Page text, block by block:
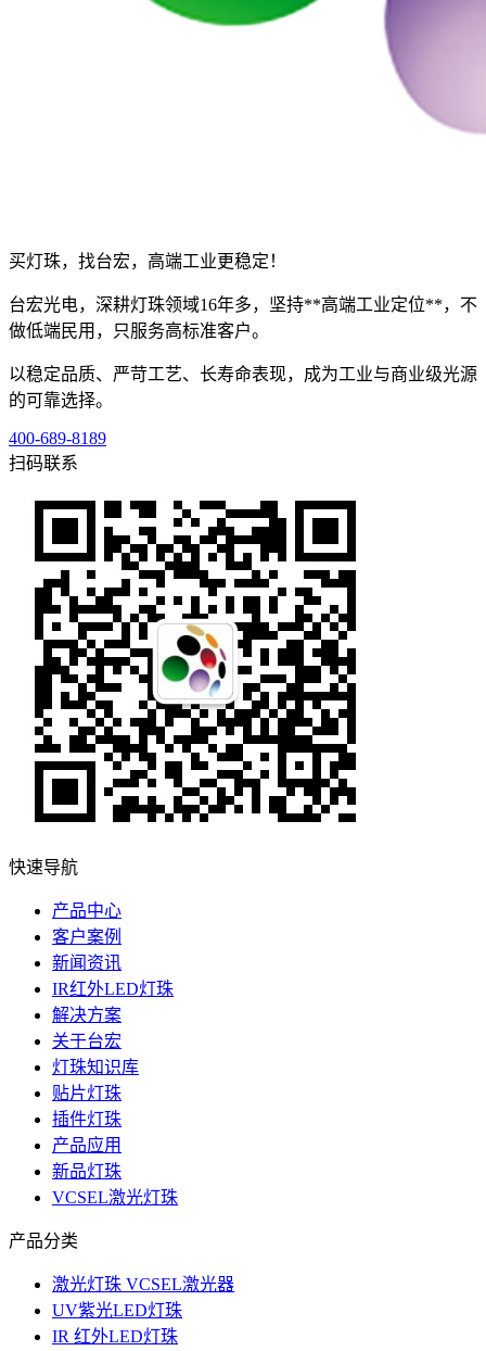
买灯珠，找台宏，高端工业更稳定！
台宏光电，深耕灯珠领域16年多，坚持**高端工业定位**，不
做低端民用，只服务高标准客户。
以稳定品质、严苛工艺、长寿命表现，成为工业与商业级光源
的可靠选择。
400-689-8189
扫码联系
快速导航
产品中心
客户案例
新闻资讯
IR红外LED灯珠
解决方案
关于台宏
灯珠知识库
贴片灯珠
插件灯珠
产品应用
新品灯珠
VCSEL激光灯珠
产品分类
激光灯珠 VCSEL激光器
UV紫光LED灯珠
IR 红外LED灯珠